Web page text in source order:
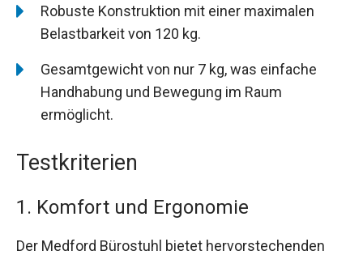
Robuste Konstruktion mit einer maximalen
Belastbarkeit von 120 kg.
Gesamtgewicht von nur 7 kg, was einfache
Handhabung und Bewegung im Raum
ermöglicht.
Testkriterien
1. Komfort und Ergonomie
Der Medford Bürostuhl bietet hervorstechenden